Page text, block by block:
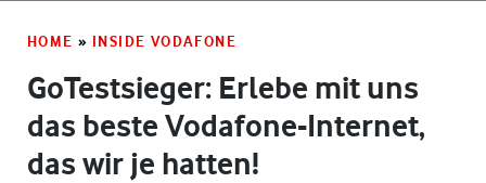
HOME » INSIDE VODAFONE
GoTestsieger: Erlebe mit uns
das beste Vodafone-Internet,
das wir je hatten!